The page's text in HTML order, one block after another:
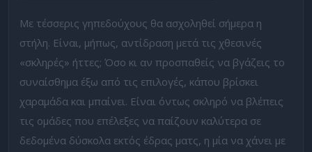
Με τέσσερις γηπεδούχους θα ασχοληθεί σήμερα η
στήλη. Είναι, μήπως, αντίδραση μετά τις χθεσινές
«σκληρές» ήττες; Όσο κι αν προσπαθείς να βγάζεις το
συναίσθημα έξω από τις επιλογές, κάπου βρίσκει
χαραμάδα και μπαίνει. Είναι όντως σκληρό να βλέπεις
τις ομάδες που επέλεξες να παίζουν καλύτερα σε
δεδομένα δύσκολα εκτός έδρας ματς, η μία να χάνει με